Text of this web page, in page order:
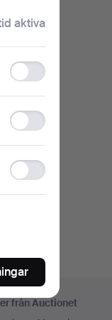
från Auctionet
aktiva
Functionality
storage
Statistics
storage
Ad
storage